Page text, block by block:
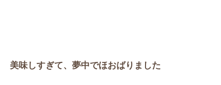
美味しすぎて、夢中でほおばりました